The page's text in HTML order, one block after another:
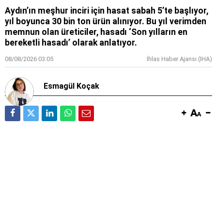
Aydın’ın meşhur inciri için hasat sabah 5’te başlıyor,
yıl boyunca 30 bin ton ürün alınıyor. Bu yıl verimden
memnun olan üreticiler, hasadı ‘Son yılların en
bereketli hasadı’ olarak anlatıyor.
08/08/2026 03:05 İhlas Haber Ajansı (IHA)
Esmagül Koçak